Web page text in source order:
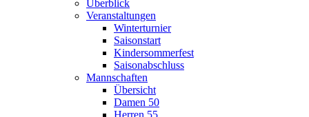
Überblick
Veranstaltungen
Winterturnier
Saisonstart
Kindersommerfest
Saisonabschluss
Mannschaften
Übersicht
Damen 50
Herren 55